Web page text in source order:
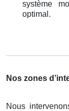
système
optimal.
Nos zones
Nous